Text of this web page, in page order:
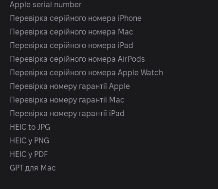
Apple serial number
Перевірка серійного номера iPhone
Перевірка серійного номера Mac
Перевірка серійного номера iPad
Перевірка серійного номера AirPods
Перевірка серійного номера Apple Watch
Перевірка номеру гарантії Apple
Перевірка номеру гарантії Mac
Перевірка номеру гарантії iPad
HEIC to JPG
HEIC у PNG
HEIC у PDF
GPT для Mac